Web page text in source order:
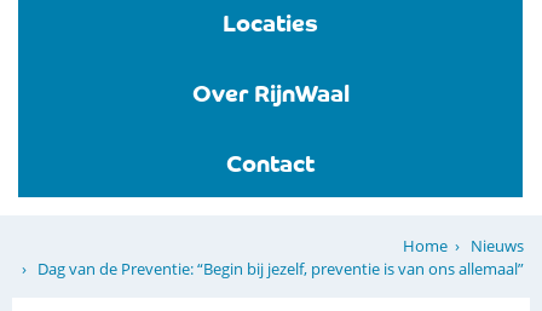
Locaties
Over RijnWaal
Contact
Home
Nieuws
Dag van de Preventie: “Begin bij jezelf, preventie is van ons allemaal”